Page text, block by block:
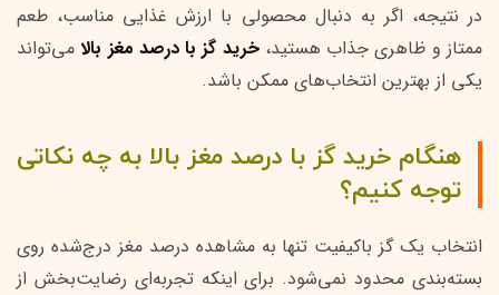
در نتیجه، اگر به دنبال محصولی با ارزش غذایی مناسب، طعم
ممتاز و ظاهری جذاب هستید،خرید گز با درصد مغز بالامی‌تواند
یکی از بهترین انتخاب‌های ممکن باشد.
هنگام خرید گز با درصد مغز بالا به چه نکاتی
توجه کنیم؟
انتخاب یک گز باکیفیت تنها به مشاهده درصد مغز درج‌شده روی
بسته‌بندی محدود نمی‌شود. برای اینکه تجربه‌ای رضایت‌بخش از